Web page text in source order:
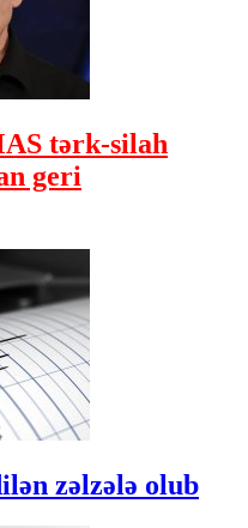
tərk-silah
geri
zəlzələ olub